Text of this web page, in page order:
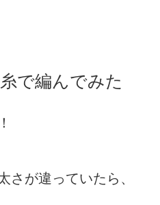
で編んでみた
さが違っていたら、